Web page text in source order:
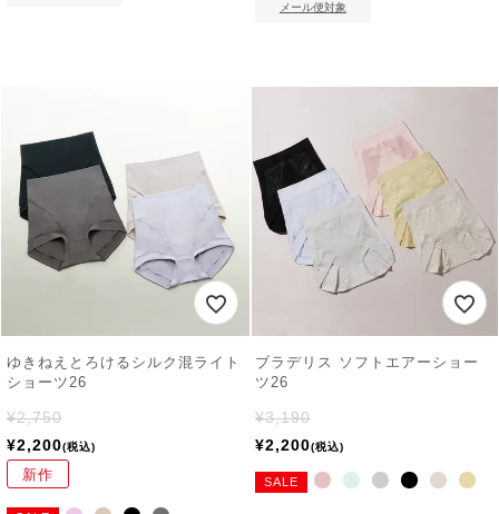
メール便対象
ゆきねえとろけるシルク混ライト
ショーツ26
¥2,750
¥2,200 税込
新作
ブラデリス ソフトエアーショー
ツ26
¥3,190
¥2,200 税込
SALE